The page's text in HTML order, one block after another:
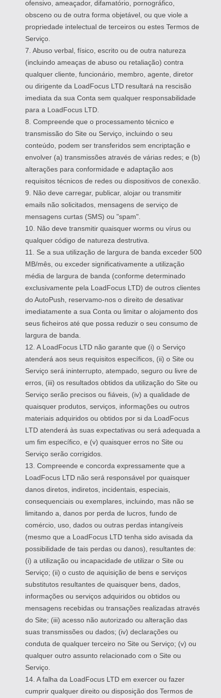
ofensivo, ameaçador, difamatório, pornográfico,
obsceno ou de outra forma objetável, ou que viole a
propriedade intelectual de terceiros ou estes Termos de
Serviço.
7. Abuso verbal, físico, escrito ou de outra natureza
(incluindo ameaças de abuso ou retaliação) contra
qualquer cliente, funcionário, membro, agente, diretor
ou dirigente da LoadFocus LTD resultará na rescisão
imediata da sua Conta sem qualquer responsabilidade
para a LoadFocus LTD.
8. Compreende que o processamento técnico e
transmissão do Site ou Serviço, incluindo o seu
conteúdo, podem ser transferidos sem encriptação e
envolver (a) transmissões através de várias redes; e (b)
alterações para conformidade e adaptação aos
requisitos técnicos de redes ou dispositivos de conexão.
9. Não deve carregar, publicar, alojar ou transmitir
emails não solicitados, mensagens de serviço de
mensagens curtas (SMS) ou "spam".
10. Não deve transmitir quaisquer worms ou vírus ou
qualquer código de natureza destrutiva.
11. Se a sua utilização de largura de banda exceder 500
MB/mês, ou exceder significativamente a utilização
média de largura de banda (conforme determinado
exclusivamente pela LoadFocus LTD) de outros clientes
do AutoPush, reservamo-nos o direito de desativar
imediatamente a sua Conta ou limitar o alojamento dos
seus ficheiros até que possa reduzir o seu consumo de
largura de banda.
12. A LoadFocus LTD não garante que (i) o Serviço
atenderá aos seus requisitos específicos, (ii) o Site ou
Serviço será ininterrupto, atempado, seguro ou livre de
erros, (iii) os resultados obtidos da utilização do Site ou
Serviço serão precisos ou fiáveis, (iv) a qualidade de
quaisquer produtos, serviços, informações ou outros
materiais adquiridos ou obtidos por si da LoadFocus
LTD atenderá às suas expectativas ou será adequada a
um fim específico, e (v) quaisquer erros no Site ou
Serviço serão corrigidos.
13. Compreende e concorda expressamente que a
LoadFocus LTD não será responsável por quaisquer
danos diretos, indiretos, incidentais, especiais,
consequenciais ou exemplares, incluindo, mas não se
limitando a, danos por perda de lucros, fundo de
comércio, uso, dados ou outras perdas intangíveis
(mesmo que a LoadFocus LTD tenha sido avisada da
possibilidade de tais perdas ou danos), resultantes de:
(i) a utilização ou incapacidade de utilizar o Site ou
Serviço; (ii) o custo de aquisição de bens e serviços
substitutos resultantes de quaisquer bens, dados,
informações ou serviços adquiridos ou obtidos ou
mensagens recebidas ou transações realizadas através
do Site; (iii) acesso não autorizado ou alteração das
suas transmissões ou dados; (iv) declarações ou
conduta de qualquer terceiro no Site ou Serviço; (v) ou
qualquer outro assunto relacionado com o Site ou
Serviço.
14. A falha da LoadFocus LTD em exercer ou fazer
cumprir qualquer direito ou disposição dos Termos de